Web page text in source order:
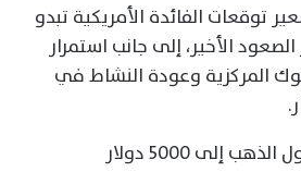
توقعات الفائدة الأمريكية تبدو
الأخير، إلى جانب استمرار
المركزية وعودة النشاط في